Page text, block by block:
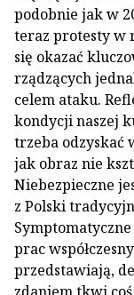
podobnie jak w
teraz protesty w
się okazać
rządzących
celem ataku.
kondycji naszej
trzeba odzyskać
jak obraz nie
Niebezpieczne
z Polski
prac
przedstawiają,